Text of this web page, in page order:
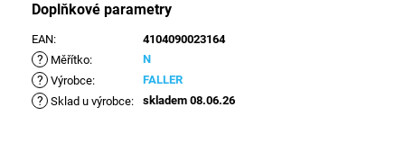
Doplňkové parametry
EAN: 4104090023164
? Měřítko: N
? Výrobce: FALLER
? Sklad u výrobce: skladem 08.06.26